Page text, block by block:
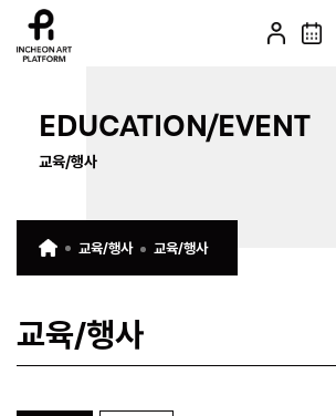
EDUCATION/EVENT
교육/행사
교육/행사 교육/행사
교육/행사